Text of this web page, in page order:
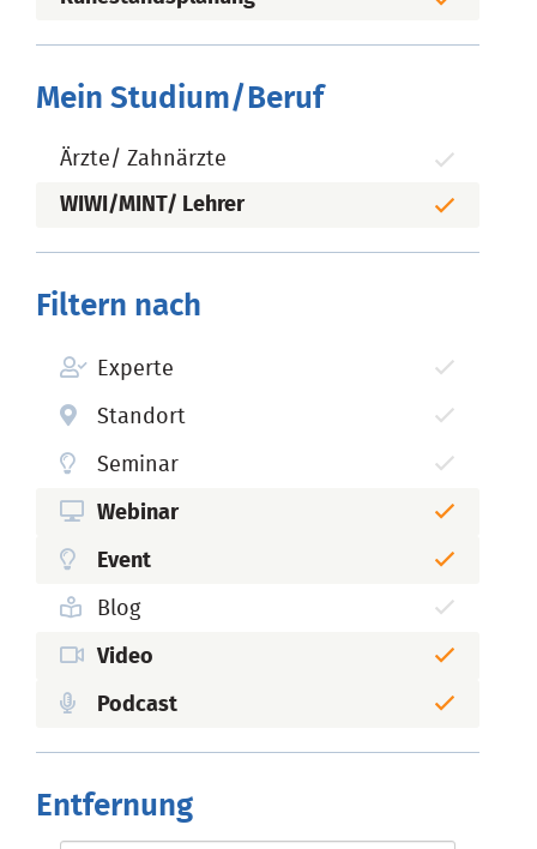
Mein Studium/Beruf
Ärzte/ Zahnärzte
WIWI/MINT/ Lehrer
Filtern nach
Experte
Standort
Seminar
Webinar
Event
Blog
Video
Podcast
Entfernung